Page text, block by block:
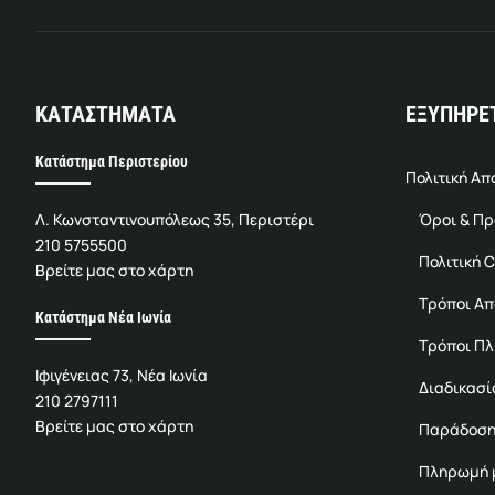
ΚΑΤΑΣΤΗΜΑΤΑ
Κατάστημα Περιστερίου
Λ. Κωνσταντινουπόλεως 35, Περιστέρι
210 5755500
Βρείτε μας στο χάρτη
Κατάστημα Νέα Ιωνία
Ιφιγένειας 73, Νέα Ιωνία
210 2797111
Βρείτε μας στο χάρτη
Πολιτική
Όροι &
Πολιτική
Τρόποι
Τρόποι
Παράδοση
Πληρωμή